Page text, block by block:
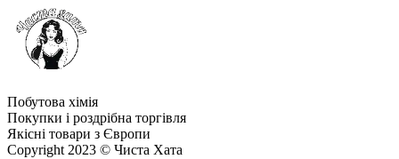
Побутова хімія
Покупки і роздрібна торгівля
Якісні товари з Європи
Copyright 2023 © Чиста Хата